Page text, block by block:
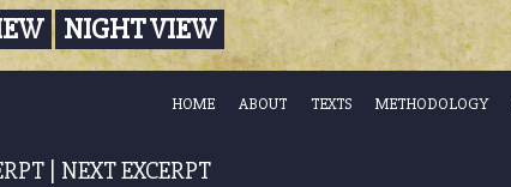
NIGHT VIEW
HOME ABOUT TEXTS METHODOLOGY
NEXT EXCERPT